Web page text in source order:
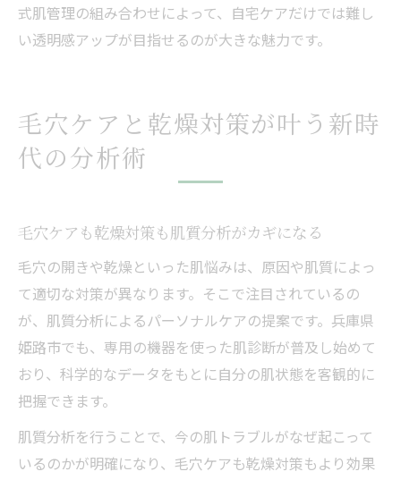
式肌管理の組み合わせによって、自宅ケアだけでは難し
い透明感アップが目指せるのが大きな魅力です。
毛穴ケアと乾燥対策が叶う新時
代の分析術
毛穴ケアも乾燥対策も肌質分析がカギになる
毛穴の開きや乾燥といった肌悩みは、原因や肌質によっ
て適切な対策が異なります。そこで注目されているの
が、肌質分析によるパーソナルケアの提案です。兵庫県
姫路市でも、専用の機器を使った肌診断が普及し始めて
おり、科学的なデータをもとに自分の肌状態を客観的に
把握できます。
肌質分析を行うことで、今の肌トラブルがなぜ起こって
いるのかが明確になり、毛穴ケアも乾燥対策もより効果